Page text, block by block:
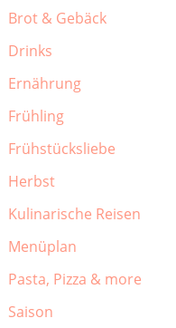
Brot & Gebäck
Drinks
Ernährung
Frühling
Frühstücksliebe
Herbst
Kulinarische Reisen
Menüplan
Pasta, Pizza & more
Saison